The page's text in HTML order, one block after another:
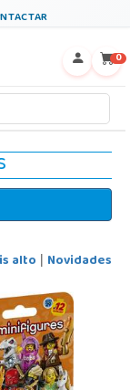
0
alto | Novidades